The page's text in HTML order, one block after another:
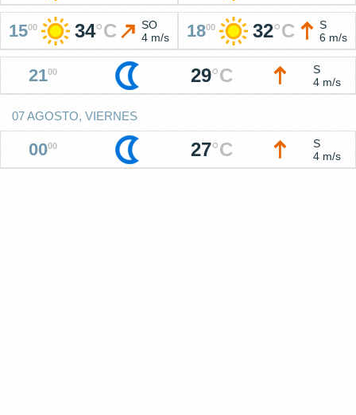
1500 34°C
SO
4 m/s
1800 32°C
S
6 m/s
2100 29°C
S
4 m/s
07 AGOSTO, VIERNES
0000 27°C
S
4 m/s